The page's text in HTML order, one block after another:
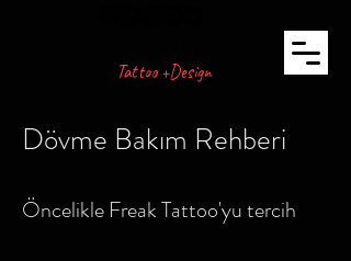
FREAK
Tattoo +Design
Dövme Bakım Rehberi
Öncelikle Freak Tattoo'yu tercih